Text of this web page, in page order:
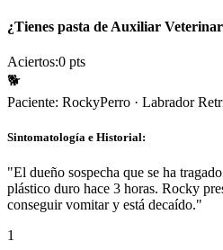
¿Tienes pasta de Auxiliar
Aciertos:0 pts
🐕
Paciente: RockyPerro · Labrador
Sintomatología e Historial:
"El dueño sospecha que se ha
plástico duro hace 3 horas. Rocky
conseguir vomitar y está decaído."
1